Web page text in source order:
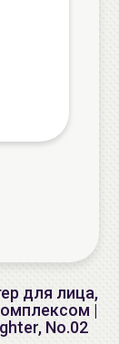
для лица,
|
No.02